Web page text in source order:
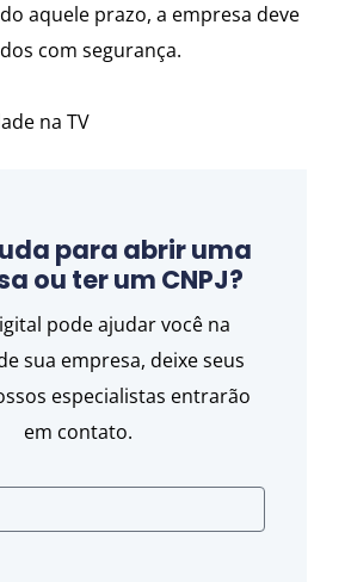
aquele prazo, a empresa deve
com segurança.
na TV
para abrir uma
ou ter um CNPJ?
pode ajudar você na
sua empresa, deixe seus
especialistas entrarão
em contato.